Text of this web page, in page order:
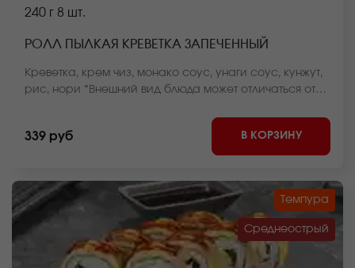
240 г 8 шт.
РОЛЛ ПЫЛКАЯ КРЕВЕТКА ЗАПЕЧЕННЫЙ
Креветка, крем чиз, монако соус, унаги соус, кунжут,
рис, нори *Внешний вид блюда может отличаться от
339 руб В КОРЗИНУ
Темпура
Среднеострый